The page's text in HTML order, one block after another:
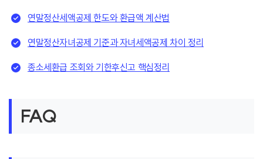
연말정산세액공제 한도와 환급액 계산법
연말정산자녀공제 기준과 자녀세액공제 차이 정리
종소세환급 조회와 기한후신고 핵심정리
FAQ